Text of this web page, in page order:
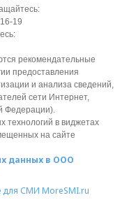
19
рекомендательные
предоставления
и анализа сведений,
сети Интернет,
Федерации).
технологий в виджетах
на сайте
данных в ООО
для СМИ MoreSMI.ru